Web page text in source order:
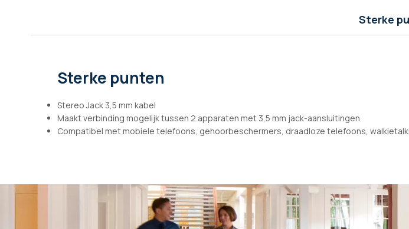
Sterke
Sterke punten
Stereo Jack 3,5 mm kabel
Maakt verbinding mogelijk tussen 2 apparaten met 3,5 mm jack-aansluitingen
Compatibel met mobiele telefoons, gehoorbeschermers, draadloze telefoons,